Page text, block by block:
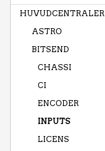
HUVUDCENTRALER
ASTRO
BITSEND
CHASSI
CI
ENCODER
INPUTS
LICENS